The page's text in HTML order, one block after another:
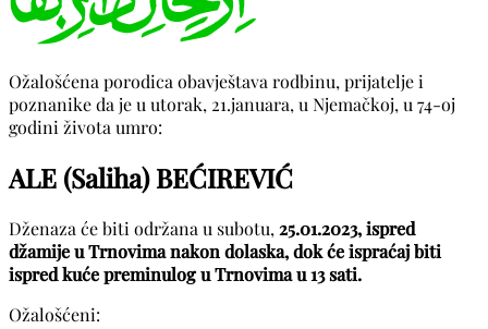
Ožalošćena porodica obavještava rodbinu, prijatelje i
poznanike da je u utorak, 21.januara, u Njemačkoj, u 74-oj
godini života umro:
ALE (Saliha) BEĆIREVIĆ
Dženaza će biti održana u subotu, 25.01.2023, ispred
džamije u Trnovima nakon dolaska, dok će ispraćaj biti
ispred kuće preminulog u Trnovima u 13 sati.
Ožalošćeni: